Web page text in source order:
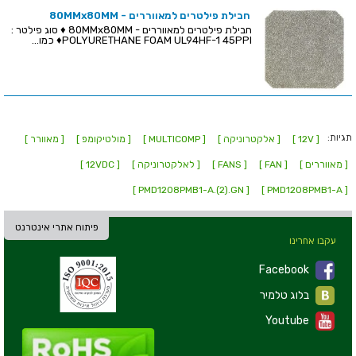
חבילת פילטרים למאווררים - 80MMx80MM
חבילת פילטרים למאווררים - 80MMx80MM ♦ סוג פילטר :
POLYURETHANE FOAM UL94HF-1 45PPI♦ כמו...
תגיות: [ 12V ] [ אלקטרוניקה ] [ MULTICOMP ] [ מולטיקומפ ] [ מאוורר ]
[ מאווררים ] [ FAN ]
[ FANS ] [ לאלקטרוניקה ] [ 12VDC ]
[ PMD1208PMB1-A ]
[ PMD1208PMB1-A.(2).GN ]
פיתוח אתרי אינטרנט
עקבו אחרינו
Facebook
Youtube